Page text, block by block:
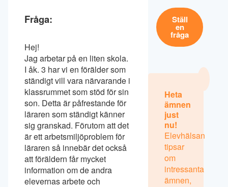
Fråga:
Hej!
Jag arbetar på en liten skola.
I åk. 3 har vi en förälder som
ständigt vill vara närvarande i
klassrummet som stöd för sin
son. Detta är påfrestande för
läraren som ständigt känner
sig granskad. Förutom att det
är ett arbetsmiljöproblem för
läraren så innebär det också
att föräldern får mycket
information om de andra
elevernas arbete och
Ställ
en
fråga
Heta
ämnen
just
nu!
Elevhälsan
tipsar
om
intressanta
ämnen,